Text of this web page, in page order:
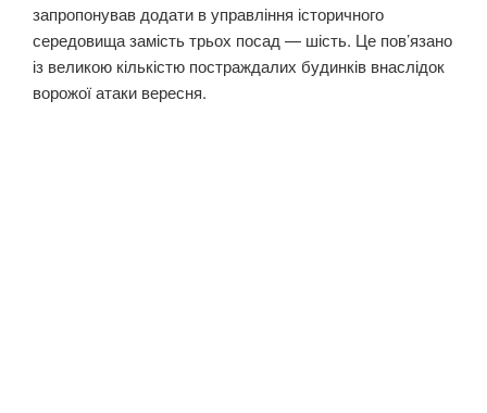
запропонував додати в управління історичного
середовища замість трьох посад — шість. Це пов’язано
із великою кількістю постраждалих будинків внаслідок
ворожої атаки вересня.